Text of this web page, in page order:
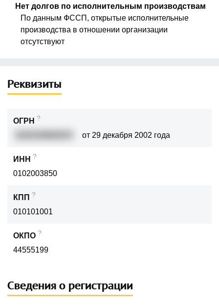
Нет долгов по исполнительным производствам
По данным ФССП, открытые исполнительные
производства в отношении организации
отсутствуют
Реквизиты
ОГРН ?
от 29 декабря 2002 года
ИНН ?
0102003850
КПП ?
010101001
ОКПО ?
44555199
Сведения о регистрации